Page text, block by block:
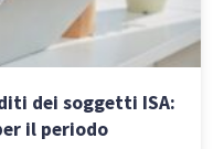
dei soggetti ISA:
il periodo